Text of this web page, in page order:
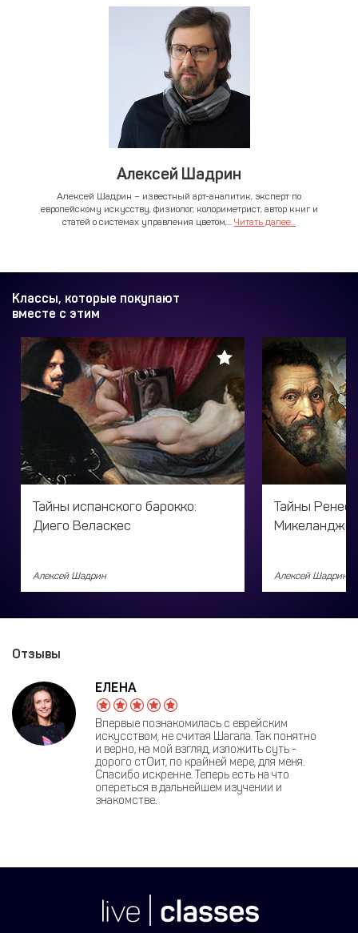
Алексей Шадрин
Алексей Шадрин – известный арт-аналитик, эксперт по
европейскому искусству, физиолог, колориметрист, автор книг и
статей о системах управления цветом,... Читать далее...
Классы, которые покупают
вместе с этим
Тайны испанского барокко:
Диего Веласкес
Алексей Шадрин
Тайны
Алексей Шадрин
Отзывы
ЕЛЕНА
Впервые познакомилась с еврейским
искусством, не считая Шагала. Так понятно
и верно, на мой взгляд, изложить суть -
дорого стОит, по крайней мере, для меня.
Спасибо искренне. Теперь есть на что
опереться в дальнейшем изучении и
знакомстве.